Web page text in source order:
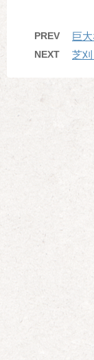
PREV 巨
NEXT 芝